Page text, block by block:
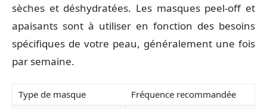
sèches et déshydratées. Les masques peel-off et
apaisants sont à utiliser en fonction des besoins
spécifiques de votre peau, généralement une fois
par semaine.
Type de masque
Fréquence recommandée